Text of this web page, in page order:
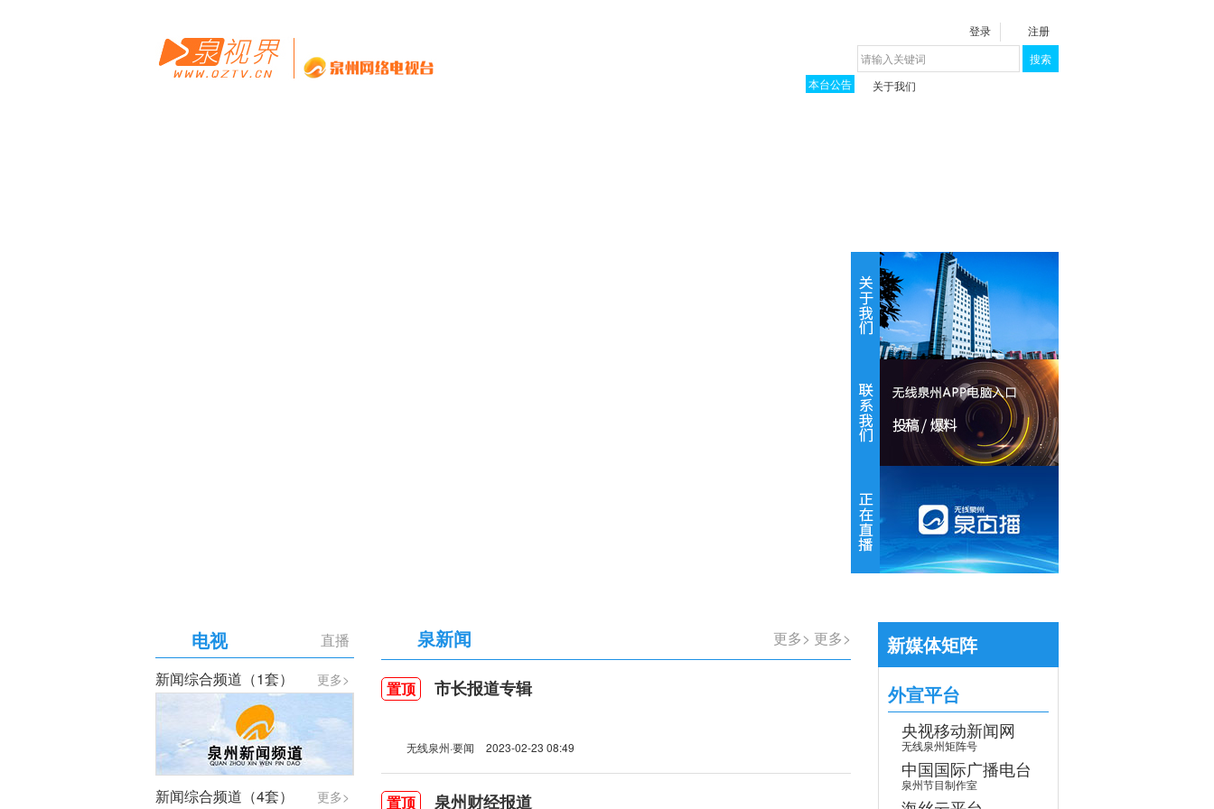
登录
注册
搜索
本台公告
关于我们
【专题】学习贯彻党的二十届四中全会
直播
电视
更多>
新闻综合频道（1套）
更多>
新闻综合频道（4套）
更多>
泉新闻
置顶 市长报道专辑
无线泉州·要闻 2023-02-23 08:49
置顶 泉州财经报道
新媒体矩阵
外宣平台
央视移动新闻网
无线泉州矩阵号
中国国际广播电台
泉州节目制作室